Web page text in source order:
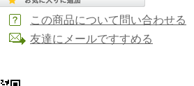
この商品について問い合わせる
友達にメールですすめる